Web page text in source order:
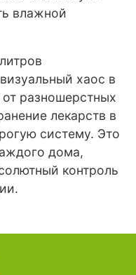
влажной
хаос в
разношерстных
лекарств в
систему. Это
дома,
контроль